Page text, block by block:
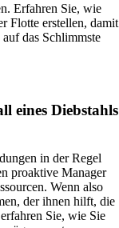
Erfahren Sie, wie
Flotte erstellen, damit
das Schlimmste
eines Diebstahls
in der Regel
proaktive Manager
Wenn also
der ihnen hilft, die
Sie, wie Sie